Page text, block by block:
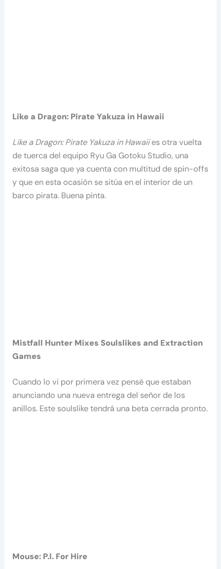
Like a Dragon: Pirate Yakuza in Hawaii
Like a Dragon: Pirate Yakuza in Hawaiies otra vuelta
de tuerca del equipo Ryu Ga Gotoku Studio, una
exitosa saga que ya cuenta con multitud de spin-offs
y que en esta ocasión se sitúa en el interior de un
barco pirata. Buena pinta.
Mistfall Hunter Mixes Soulslikes and Extraction
Games
Cuando lo vi por primera vez pensé que estaban
anunciando una nueva entrega del señor de los
anillos. Este soulslike tendrá una beta cerrada pronto.
Mouse: P.I. For Hire